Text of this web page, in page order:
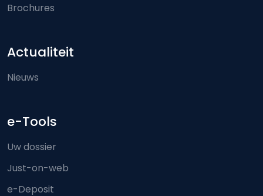
Brochures
Actualiteit
Nieuws
e-Tools
Uw dossier
Just-on-web
e-Deposit